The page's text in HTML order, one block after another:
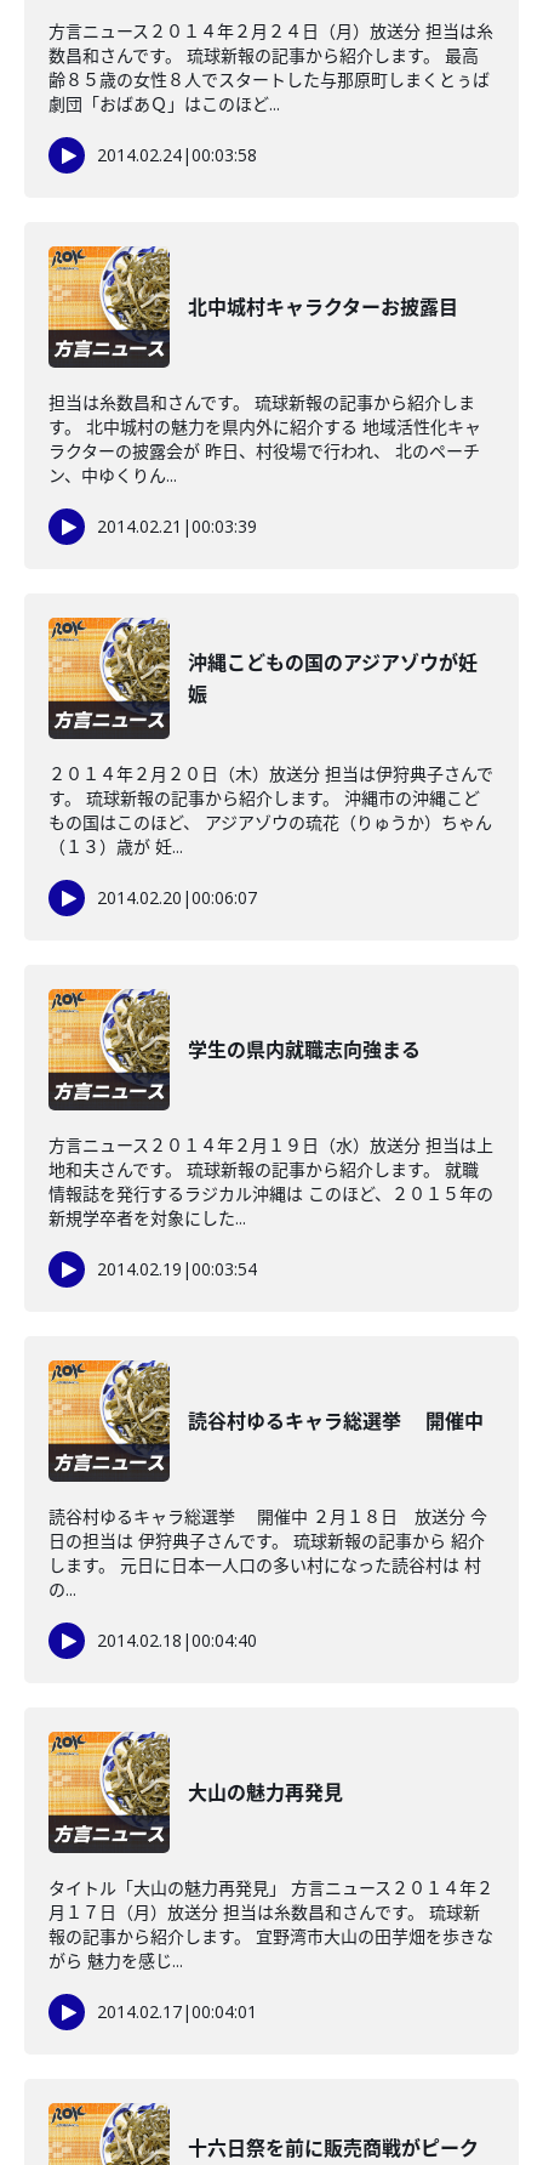
方言ニュース２０１４年２月２４日（月）放送分 担当は糸
数昌和さんです。 琉球新報の記事から紹介します。 最高
齢８５歳の女性８人でスタートした与那原町しまくとぅば
劇団「おばあＱ」はこのほど...
2014.02.24|00:03:58
北中城村キャラクターお披露目
担当は糸数昌和さんです。 琉球新報の記事から紹介しま
す。 北中城村の魅力を県内外に紹介する 地域活性化キャ
ラクターの披露会が 昨日、村役場で行われ、 北のペーチ
ン、中ゆくりん...
2014.02.21 |00:03:39
沖縄こどもの国のアジアゾウが妊
娠
２０１４年２月２０日（木）放送分 担当は伊狩典子さんで
す。 琉球新報の記事から紹介します。 沖縄市の沖縄こど
もの国はこのほど、 アジアゾウの琉花（りゅうか）ちゃん
（１３）歳が 妊...
2014.02.20 |00:06:07
学生の県内就職志向強まる
方言ニュース２０１４年２月１９日（水）放送分 担当は上
地和夫さんです。 琉球新報の記事から紹介します。 就職
情報誌を発行するラジカル沖縄は このほど、２０１５年の
新規学卒者を対象にした...
2014.02.19 |00:03:54
読谷村ゆるキャラ総選挙 開催中
読谷村ゆるキャラ総選挙 開催中 ２月１８日 放送分 今
日の担当は 伊狩典子さんです。 琉球新報の記事から 紹介
します。 元日に日本一人口の多い村になった読谷村は 村
の...
2014.02.18 |00:04:40
大山の魅力再発見
タイトル「大山の魅力再発見」 方言ニュース２０１４年２
月１７日（月）放送分 担当は糸数昌和さんです。 琉球新
報の記事から紹介します。 宜野湾市大山の田芋畑を歩きな
がら 魅力を感じ...
2014.02.17|00:04:01
十六日祭を前に販売商戦がピーク